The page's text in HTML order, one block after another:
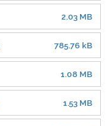
2.03 MB
785.76 kB
1.08 MB
1.53 MB